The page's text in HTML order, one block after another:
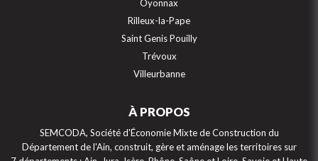
Oyonnax
Rilleux-la-Pape
Saint Genis Pouilly
Trévoux
Villeurbanne
À PROPOS
SEMCODA, Société d'Économie Mixte de Construction du
Département de l'Ain, construit, gère et aménage les territoires sur